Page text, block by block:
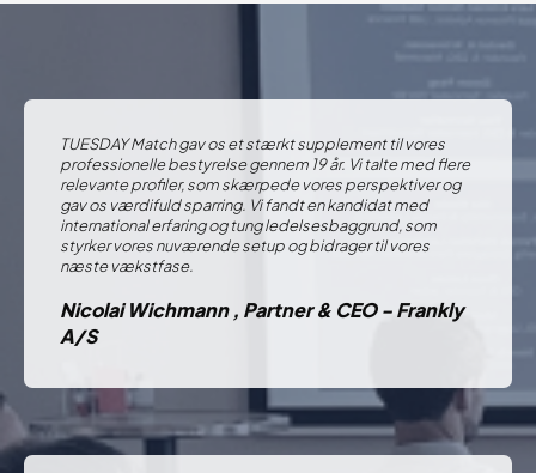
TUESDAY Match gav os et stærkt supplement til vores
professionelle bestyrelse gennem 19 år. Vi talte med flere
relevante profiler, som skærpede vores perspektiver og
gav os værdifuld sparring. Vi fandt en kandidat med
international erfaring og tung ledelsesbaggrund, som
styrker vores nuværende setup og bidrager til vores
næste vækstfase.
Nicolai Wichmann , Partner & CEO - Frankly
A/S